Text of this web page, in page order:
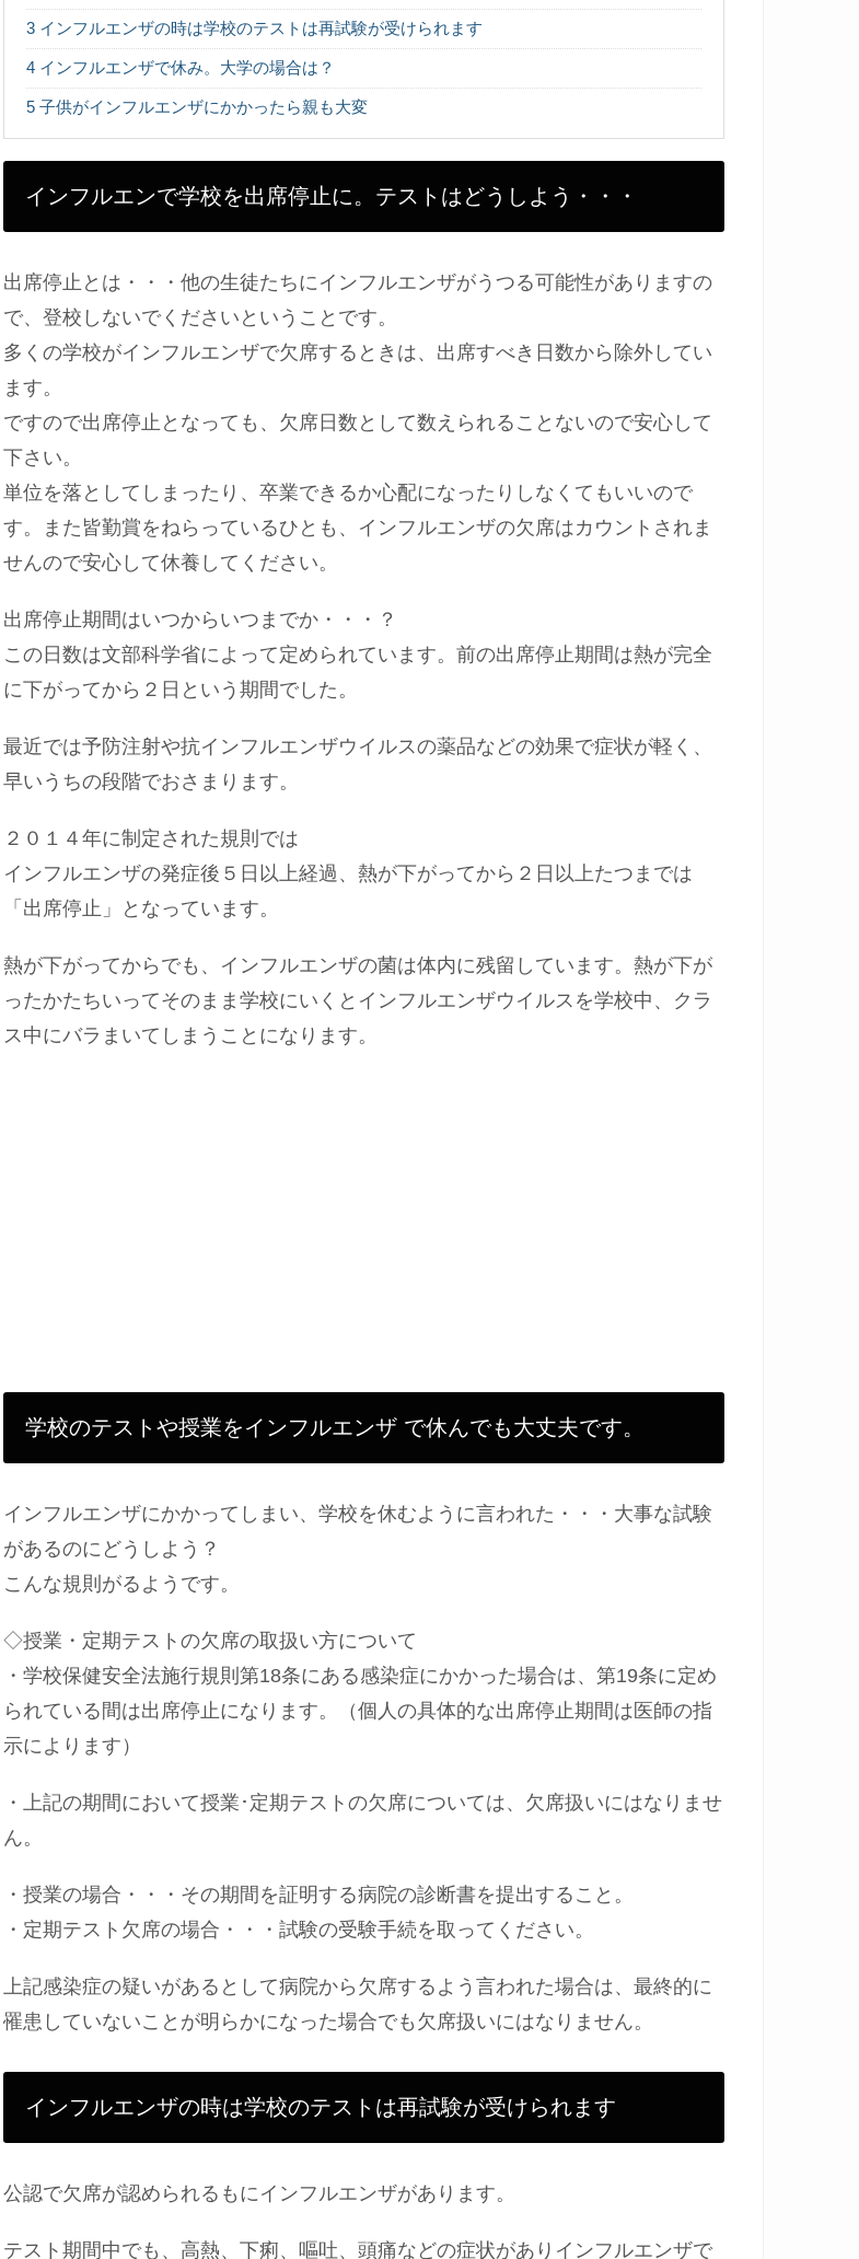
3 インフルエンザの時は学校のテストは再試験が受けられます
4 インフルエンザで休み。大学の場合は？
5 子供がインフルエンザにかかったら親も大変
インフルエンで学校を出席停止に。テストはどうしよう・・・
出席停止とは・・・他の生徒たちにインフルエンザがうつる可能性がありますの
で、登校しないでくださいということです。
多くの学校がインフルエンザで欠席するときは、出席すべき日数から除外してい
ます。
ですので出席停止となっても、欠席日数として数えられることないので安心して
下さい。
単位を落としてしまったり、卒業できるか心配になったりしなくてもいいので
す。また皆勤賞をねらっているひとも、インフルエンザの欠席はカウントされま
せんので安心して休養してください。
出席停止期間はいつからいつまでか・・・？
この日数は文部科学省によって定められています。前の出席停止期間は熱が完全
に下がってから２日という期間でした。
最近では予防注射や抗インフルエンザウイルスの薬品などの効果で症状が軽く、
早いうちの段階でおさまります。
２０１４年に制定された規則では
インフルエンザの発症後５日以上経過、熱が下がってから２日以上たつまでは
「出席停止」となっています。
熱が下がってからでも、インフルエンザの菌は体内に残留しています。熱が下が
ったかたちいってそのまま学校にいくとインフルエンザウイルスを学校中、クラ
ス中にバラまいてしまうことになります。
学校のテストや授業をインフルエンザ で休んでも大丈夫です。
インフルエンザにかかってしまい、学校を休むように言われた・・・大事な試験
があるのにどうしよう？
こんな規則がるようです。
◇授業・定期テストの欠席の取扱い方について
・学校保健安全法施行規則第18条にある感染症にかかった場合は、第19条に定め
られている間は出席停止になります。（個人の具体的な出席停止期間は医師の指
示によります）
・上記の期間において授業･定期テストの欠席については、欠席扱いにはなりませ
ん。
・授業の場合・・・その期間を証明する病院の診断書を提出すること。
・定期テスト欠席の場合・・・試験の受験手続を取ってください。
上記感染症の疑いがあるとして病院から欠席するよう言われた場合は、最終的に
罹患していないことが明らかになった場合でも欠席扱いにはなりません。
インフルエンザの時は学校のテストは再試験が受けられます
公認で欠席が認められるもにインフルエンザがあります。
テスト期間中でも、高熱、下痢、嘔吐、頭痛などの症状がありインフルエンザで